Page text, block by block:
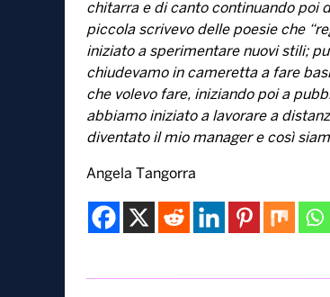
chitarra e di canto continuando poi
piccola scrivevo delle poesie che
iniziato a sperimentare nuovi stili;
chiudevamo in cameretta a fare
che volevo fare, iniziando poi a
abbiamo iniziato a lavorare a
diventato il mio manager e così
Angela Tangorra